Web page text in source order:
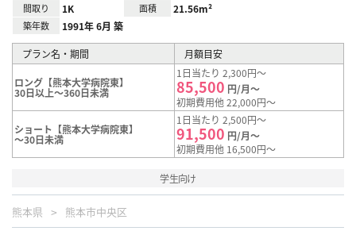
間取り 1K 面積 21.56m²
築年数 1991年 6月 築
プラン名・期間 月額目安
ロング【熊本大学病院東】
30日以上～360日未満
1日当たり 2,300円～
85,500 円/月～
初期費用他 22,000円～
ショート【熊本大学病院東】
～30日未満
1日当たり 2,500円～
91,500 円/月～
初期費用他 16,500円～
学生向け
熊本県 熊本市中央区